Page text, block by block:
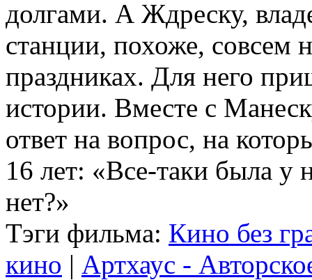
долгами. А Ждреску,
станции, похоже, совсем
праздниках. Для него
истории. Вместе с
ответ на вопрос, на
16 лет: «Все-таки была у
нет?»
Тэги фильма: Кино без
кино | Артхаус -